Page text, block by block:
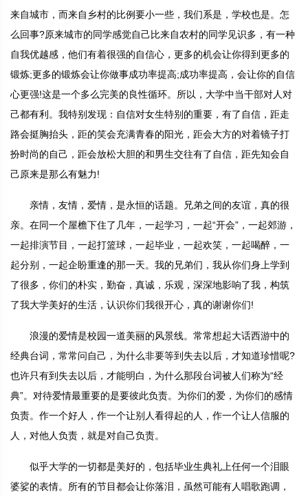
来自城市，而来自乡村的比例要小一些，我们系是，学校也是。怎
么回事?原来城市的同学感觉自己比来自农村的同学见识多，有一种
自我优越感，他们有着很强的自信心，更多的机会让你得到更多的
锻炼;更多的锻炼会让你做事成功率提高;成功率提高，会让你的自信
心更强!这是一个多么完美的良性循环。所以，大学中当干部对人对
己都有利。我特别发现：自信对女生特别的重要，有了自信，距走
路会挺胸抬头，距的笑会充满青春的阳光，距会大方的对着镜子打
扮时尚的自己，距会放松大胆的和男生交往有了自信，距先知会自
己原来是那么有魅力!
亲情，友情，爱情，是永恒的话题。兄弟之间的友谊，真的很
亲。在同一个屋檐下住了几年，一起学习，一起“开会”，一起郊游，
一起排演节目，一起打篮球，一起毕业，一起欢笑，一起喝醉，一
起分别，一起企盼重逢的那一天。我的兄弟们，我从你们身上学到
了很多，你们的朴实，勤奋，真诚，乐观，深深地影响了我，构筑
了我大学美好的生活，认识你们我很开心，真的谢谢你们!
浪漫的爱情是校园一道美丽的风景线。常常想起大话西游中的
经典台词，常常问自己，为什么非要等到失去以后，才知道珍惜呢?
也许只有到失去以后，才能明白，为什么那段台词被人们称为“经
典”。对待爱情最重要的是要彼此负责。为你们的爱，为你们的感情
负责。作一个好人，作一个让别人看得起的人，作一个让人信服的
人，对他人负责，就是对自己负责。
似乎大学的一切都是美好的，包括毕业生典礼上任何一个泪眼
婆娑的表情。所有的节目都会让你落泪，虽然可能有人唱歌跑调，